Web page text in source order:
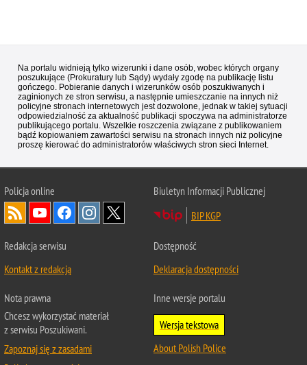
Na portalu widnieją tylko wizerunki i dane osób, wobec których organy
poszukujące (Prokuratury lub Sądy) wydały zgodę na publikację listu
gończego. Pobieranie danych i wizerunków osób poszukiwanych i
zaginionych ze stron serwisu, a następnie umieszczanie na innych niż
policyjne stronach internetowych jest dozwolone, jednak w takiej sytuacji
odpowiedzialność za aktualność publikacji spoczywa na administratorze
publikującego portalu. Wszelkie roszczenia związane z publikowaniem
bądź kopiowaniem zawartości serwisu na stronach innych niż policyjne
proszę kierować do administratorów właściwych stron sieci Internet.
Policjaonline
Biuletyn Informacji Publicznej
BIP KGP
Redakcja serwisu
Kontakt z redakcją
Dostępność
Deklaracja dostępności
Nota prawna
Chcesz wykorzystać materiał
z serwisu Poszukiwani.
Zapoznaj się z zasadami
Inne wersje portalu
Wersja tekstowa
About Polish Police